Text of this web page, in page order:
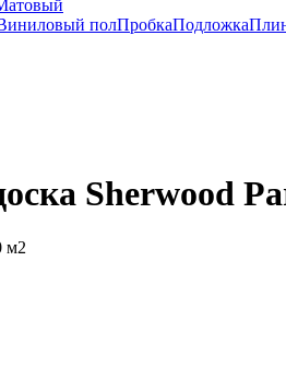
полПробкаПодложка
Sherwood
м2